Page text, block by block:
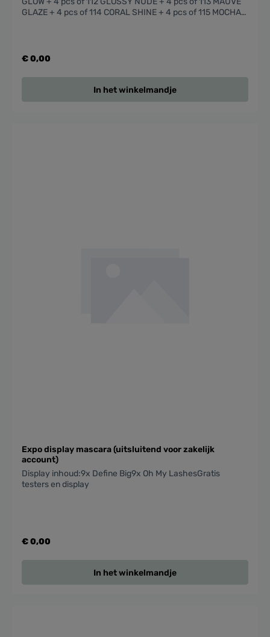
GLAZE + 4 pcs of 114 CORAL SHINE + 4 pcs of 115 MOCHA
€ 0,00
In het winkelmandje
Expo display mascara (uitsluitend voor zakelijk
account)
Display inhoud:9x Define Big9x Oh My LashesGratis
testers en display
€ 0,00
In het winkelmandje